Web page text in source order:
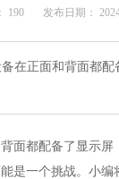
190 发布日期：
在正面和背面都
都配备了显示屏
是一个挑战。小